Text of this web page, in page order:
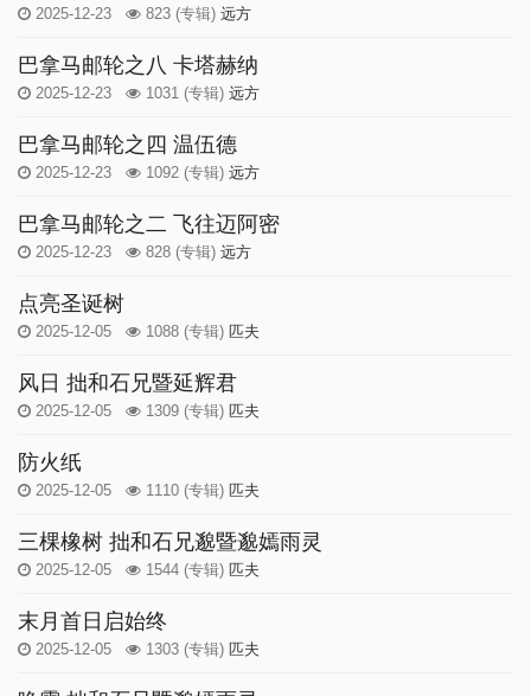
2025-12-23 823 (专辑) 远方
巴拿马邮轮之八 卡塔赫纳
2025-12-23 1031 (专辑) 远方
巴拿马邮轮之四 温伍德
2025-12-23 1092 (专辑) 远方
巴拿马邮轮之二 飞往迈阿密
2025-12-23 828 (专辑) 远方
点亮圣诞树
2025-12-05 1088 (专辑) 匹夫
风日 拙和石兄暨延辉君
2025-12-05 1309 (专辑) 匹夫
防火纸
2025-12-05 1110 (专辑) 匹夫
三棵橡树 拙和石兄邈暨邈嫣雨灵
2025-12-05 1544 (专辑) 匹夫
末月首日启始终
2025-12-05 1303 (专辑) 匹夫